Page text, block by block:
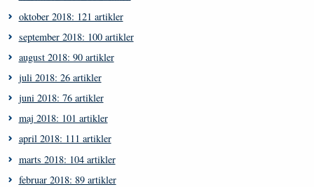
oktober 2018: 121 artikler
september 2018: 100 artikler
august 2018: 90 artikler
juli 2018: 26 artikler
juni 2018: 76 artikler
maj 2018: 101 artikler
april 2018: 111 artikler
marts 2018: 104 artikler
februar 2018: 89 artikler